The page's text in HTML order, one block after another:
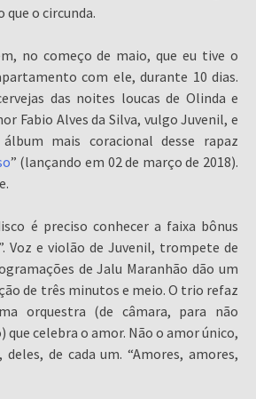
o circunda.
no começo de maio, que eu tive o
com ele, durante 10 dias.
das noites loucas de Olinda e
Fabio Alves da Silva, vulgo Juvenil, e
mais coracional desse rapaz
” (lançando em 02 de março de 2018).
é preciso conhecer a faixa bônus
Voz e violão de Juvenil, trompete de
de Jalu Maranhão dão um
de três minutos e meio. O trio refaz
orquestra (de câmara, para não
que celebra o amor. Não o amor único,
de cada um. “Amores, amores,